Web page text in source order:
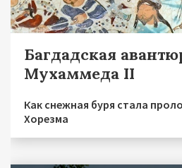
Багдадская
Мухаммеда II
Как снежная буря стала
Хорезма